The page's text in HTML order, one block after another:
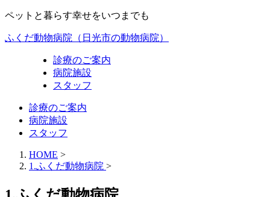
ペットと暮らす幸せをいつまでも
ふくだ動物病院（日光市の動物病院）
診療のご案内
病院施設
スタッフ
診療のご案内
病院施設
スタッフ
HOME >
1.ふくだ動物病院 >